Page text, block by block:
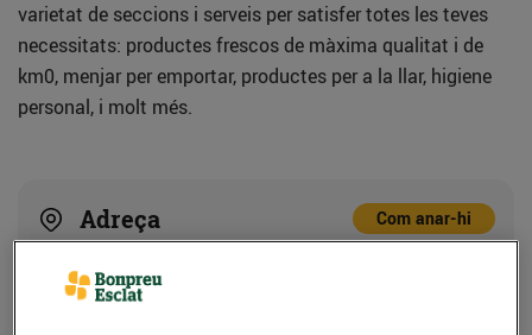
varietat de seccions i serveis per satisfer totes les teves
necessitats: productes frescos de màxima qualitat i de
km0, menjar per emportar, productes per a la llar, higiene
personal, i molt més.
Adreça Com anar-hi
Penedès